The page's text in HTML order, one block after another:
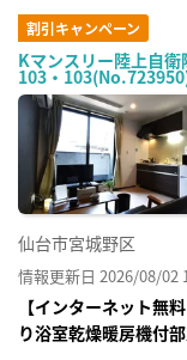
割引キャンペーン
Kマンスリー陸上自衛
103・
仙台市宮城野区
情報更新日 2026/08/02
【インターネット無
り浴室乾燥暖房機付